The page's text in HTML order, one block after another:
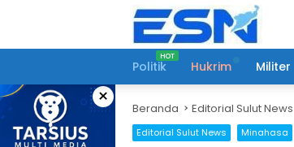
Politik Hukrim Militer
× Beranda Editorial Sulut News
Editorial Sulut News Minahasa